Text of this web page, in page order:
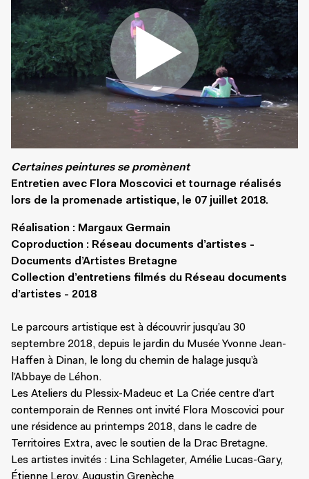
Certaines peintures se promènent
Entretien avec Flora Moscovici et tournage réalisés
lors de la promenade artistique, le 07 juillet 2018.
Réalisation : Margaux Germain
Coproduction : Réseau documents d’artistes -
Documents d’Artistes Bretagne
Collection d’entretiens filmés du Réseau documents
d’artistes - 2018
Le parcours artistique est à découvrir jusqu’au 30
septembre 2018, depuis le jardin du Musée Yvonne Jean-
Haffen à Dinan, le long du chemin de halage jusqu’à
l’Abbaye de Léhon.
Les Ateliers du Plessix-Madeuc et La Criée centre d’art
contemporain de Rennes ont invité Flora Moscovici pour
une résidence au printemps 2018, dans le cadre de
Territoires Extra, avec le soutien de la Drac Bretagne.
Les artistes invités : Lina Schlageter, Amélie Lucas-Gary,